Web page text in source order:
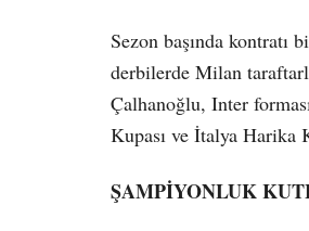
Sezon başında kontratı
derbilerde Milan
Çalhanoğlu, Inter
Kupası ve İtalya Harika
ŞAMPİYONLUK